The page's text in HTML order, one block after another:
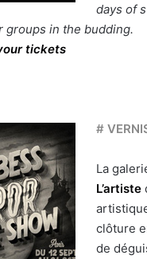
days of
groups in the budding.
tickets
#
La
L’artiste
clôture
de